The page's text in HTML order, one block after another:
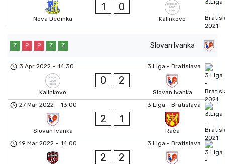
Nová Dedinka
1 0
Kalinkovo
Slovan Ivanka
Z P P Z Z
3.Liga - Bratislava
3 Apr 2022 - 14:30
Kalinkovo
0 2
Slovan Ivanka
3.Liga - Bratislava
27 Mar 2022 - 13:00
Slovan Ivanka
2 1
Rača
3.Liga - Bratislava
19 Mar 2022 - 14:00
2 2